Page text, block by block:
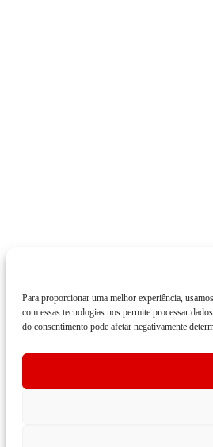
Para proporcionar uma melhor experiência,
com essas tecnologias nos permite processar
do consentimento pode afetar negativamente